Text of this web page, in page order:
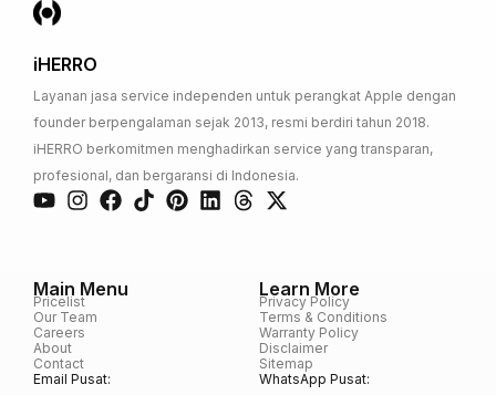
iHERRO
Layanan jasa service independen untuk perangkat Apple dengan
founder berpengalaman sejak 2013, resmi berdiri tahun 2018.
iHERRO berkomitmen menghadirkan service yang transparan,
profesional, dan bergaransi di Indonesia.
Main Menu
Pricelist
Our Team
Careers
About
Contact
Email Pusat:
Learn More
Privacy Policy
Terms & Conditions
Warranty Policy
Disclaimer
Sitemap
WhatsApp Pusat: